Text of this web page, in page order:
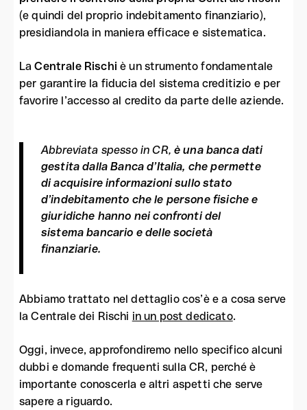
(e quindi del proprio indebitamento finanziario),
presidiandola in maniera efficace e sistematica.
LaCentrale Rischi è un strumento fondamentale
per garantire la fiducia del sistema creditizio e per
favorire l’accesso al credito da parte delle aziende.
Abbreviata spesso in CR, è una banca dati
gestita dalla Banca d’Italia, che permette
di acquisire informazioni sullo stato
d’indebitamento che le persone fisiche e
giuridiche hanno nei confronti del
sistema bancario e delle società
finanziarie.
Abbiamo trattato nel dettaglio cos’è e a cosa serve
la Centrale dei Rischi in un post dedicato.
Oggi, invece, approfondiremo nello specifico alcuni
dubbi e domande frequenti sulla CR, perché è
importante conoscerla e altri aspetti che serve
sapere a riguardo.